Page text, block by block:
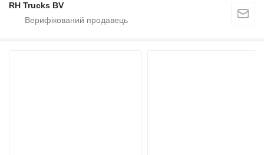
RH Trucks BV